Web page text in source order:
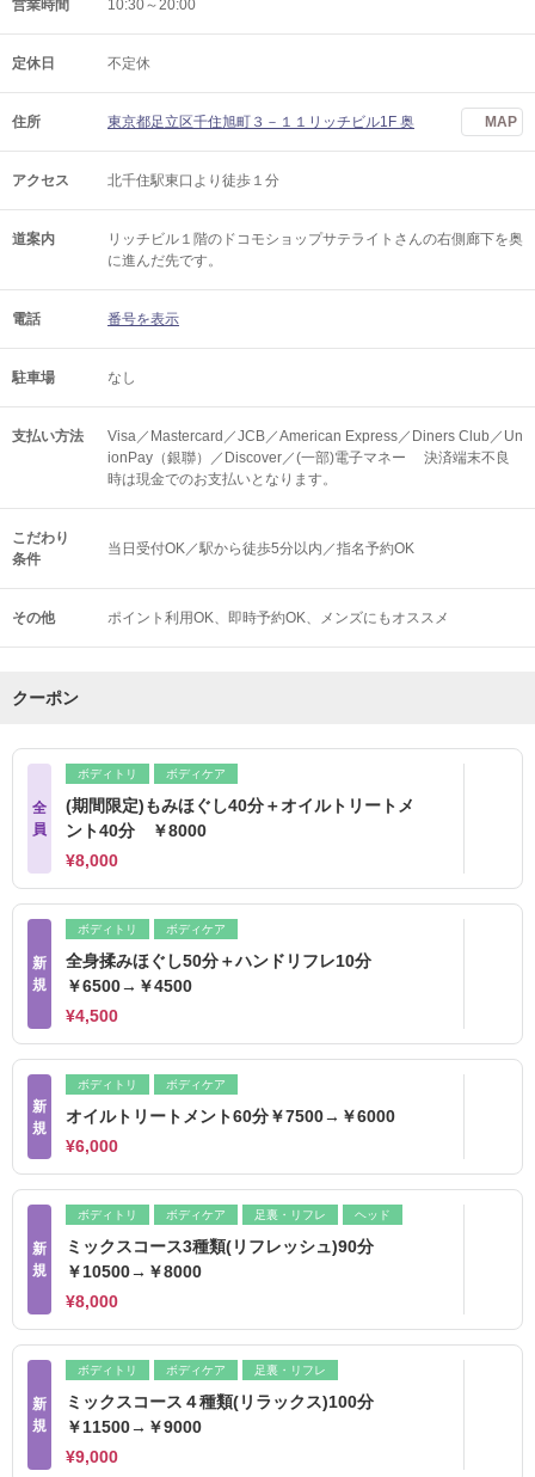
営業時間 10:30～20:00
定休日 不定休
住所 東京都足立区千住旭町３－１１リッチビル1F 奥 MAP
アクセス 北千住駅東口より徒歩１分
道案内
リッチビル１階のドコモショップサテライトさんの右側廊下を奥
に進んだ先です。
電話 番号を表示
駐車場 なし
支払い方法
Visa／Mastercard／JCB／American Express／Diners Club／Un
ionPay（銀聯）／Discover／(一部)電子マネー 決済端末不良
時は現金でのお支払いとなります。
こだわり
条件
当日受付OK／駅から徒歩5分以内／指名予約OK
その他 ポイント利用OK 即時予約OK メンズにもオススメ
クーポン
全
員
ボディトリ ボディケア
(期間限定)もみほぐし40分＋オイルトリートメ
ント40分 ￥8000
¥8,000
新
規
ボディトリ ボディケア
全身揉みほぐし50分＋ハンドリフレ10分
￥6500→￥4500
¥4,500
新
規
ボディトリ ボディケア
オイルトリートメント60分￥7500→￥6000
¥6,000
新
規
ボディトリ ボディケア 足裏・リフレ ヘッド
ミックスコース3種類(リフレッシュ)90分
￥10500→￥8000
¥8,000
新
規
ボディトリ ボディケア 足裏・リフレ
ミックスコース４種類(リラックス)100分
￥11500→￥9000
¥9,000